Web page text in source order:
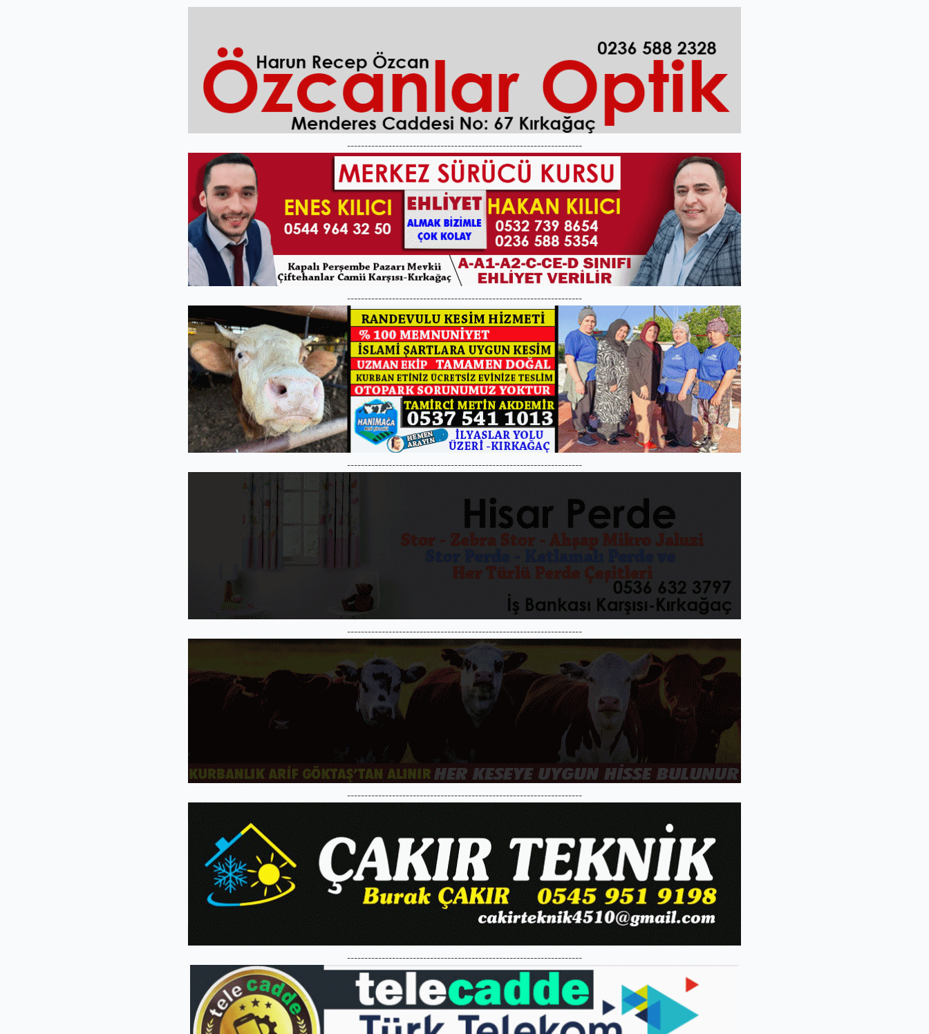
--------------------------------------------------------------------
--------------------------------------------------------------------
--------------------------------------------------------------------
--------------------------------------------------------------------
--------------------------------------------------------------------
--------------------------------------------------------------------